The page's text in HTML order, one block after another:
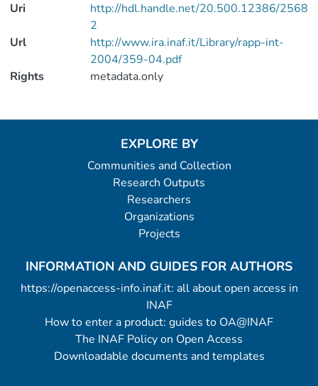
Uri
http://hdl.handle.net/20.500.12386/2568
2
Url
http://www.ira.inaf.it/Library/rapp-int-
2004/359-04.pdf
Rights
metadata.only
EXPLORE BY
Communities and Collection
Research Outputs
Researchers
Organizations
Projects
INFORMATION AND GUIDES FOR AUTHORS
https://openaccess-info.inaf.it: all about open access in
INAF
How to enter a product: guides to OA@INAF
The INAF Policy on Open Access
Downloadable documents and templates